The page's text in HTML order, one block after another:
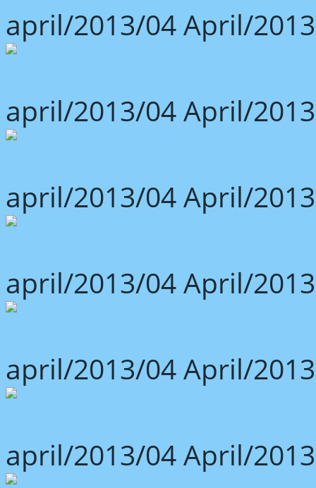
april/2013/04 April/
april/2013/04 April/
april/2013/04 April/
april/2013/04 April/
april/2013/04 April/
april/2013/04 April/